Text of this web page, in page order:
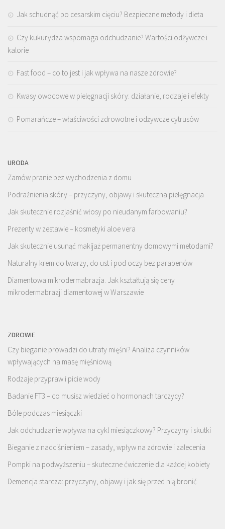
Jak schudnąć po cesarskim cięciu? Bezpieczne metody i dieta
Czy kukurydza wspomaga odchudzanie? Wartości odżywcze i
kalorie
Fast food – co to jest i jak wpływa na nasze zdrowie?
Kwasy owocowe w pielęgnacji skóry: działanie, rodzaje i efekty
Pomarańcze – właściwości zdrowotne i odżywcze cytrusów
URODA
Zamów pranie bez wychodzenia z domu
Podrażnienia skóry – przyczyny, objawy i skuteczna pielęgnacja
Jak skutecznie rozjaśnić włosy po nieudanym farbowaniu?
Prezenty w zestawie – kosmetyki aloe vera
Jak skutecznie usunąć makijaż permanentny domowymi metodami?
Naturalny krem do twarzy, do ust i pod oczy bez parabenów
Diamentowa mikrodermabrazja. Jak kształtują się ceny
mikrodermabrazji diamentowej w Warszawie
ZDROWIE
Czy bieganie prowadzi do utraty mięśni? Analiza czynników
wpływających na masę mięśniową
Rodzaje przypraw i picie wody
Badanie FT3 – co musisz wiedzieć o hormonach tarczycy?
Bóle podczas miesiączki
Jak odchudzanie wpływa na cykl miesiączkowy? Przyczyny i skutki
Bieganie z nadciśnieniem – zasady, wpływ na zdrowie i zalecenia
Pompki na podwyższeniu – skuteczne ćwiczenie dla każdej kobiety
Demencja starcza: przyczyny, objawy i jak się przed nią bronić